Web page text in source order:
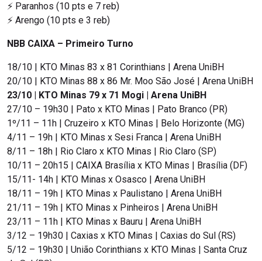
⚡️ Paranhos (10 pts e 7 reb)
⚡️ Arengo (10 pts e 3 reb)
NBB CAIXA – Primeiro Turno
18/10 | KTO Minas 83 x 81 Corinthians | Arena UniBH
20/10 | KTO Minas 88 x 86 Mr. Moo São José | Arena UniBH
23/10 | KTO Minas 79 x 71 Mogi | Arena UniBH
27/10 – 19h30 | Pato x KTO Minas | Pato Branco (PR)
1º/11 – 11h | Cruzeiro x KTO Minas | Belo Horizonte (MG)
4/11 – 19h | KTO Minas x Sesi Franca | Arena UniBH
8/11 – 18h | Rio Claro x KTO Minas | Rio Claro (SP)
10/11 – 20h15 | CAIXA Brasília x KTO Minas | Brasília (DF)
15/11- 14h | KTO Minas x Osasco | Arena UniBH
18/11 – 19h | KTO Minas x Paulistano | Arena UniBH
21/11 – 19h | KTO Minas x Pinheiros | Arena UniBH
23/11 – 11h | KTO Minas x Bauru | Arena UniBH
3/12 – 19h30 | Caxias x KTO Minas | Caxias do Sul (RS)
5/12 – 19h30 | União Corinthians x KTO Minas | Santa Cruz